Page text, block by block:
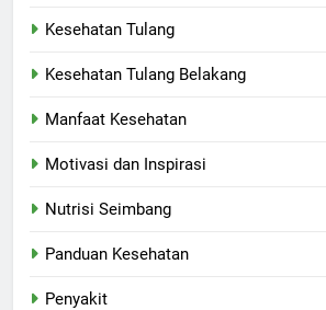
Kesehatan Tulang
Kesehatan Tulang Belakang
Manfaat Kesehatan
Motivasi dan Inspirasi
Nutrisi Seimbang
Panduan Kesehatan
Penyakit